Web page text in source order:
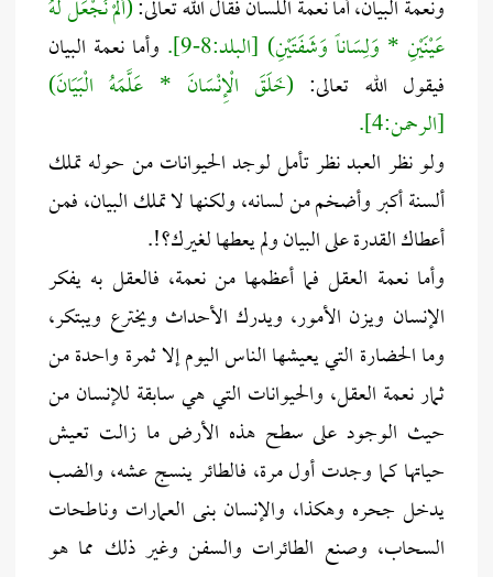
ونعمة البيان، أما نعمة اللسان فقال الله تعالى:(أَلَمْ نَجْعَلْ لَهُ
عَيْنَيْنِ * وَلِسَاناً وَشَفَتَيْنِ) [البلد:8-9].
وأما نعمة البيان
فيقول الله تعالى: (خَلَقَ الْإِنْسَانَ * عَلَّمَهُ الْبَيَانَ)
[الرحمن:4].
ولو نظر العبد نظر تأمل لوجد الحيوانات من حوله تملك
ألسنة أكبر وأضخم من لسانه، ولكنها لا تملك البيان، فمن
أعطاك القدرة على البيان ولم يعطها لغيرك؟!.
وأما نعمة العقل فما أعظمها من نعمة، فالعقل به يفكر
الإنسان ويزن الأمور، ويدرك الأحداث ويخترع ويبتكر،
وما الحضارة التي يعيشها الناس اليوم إلا ثمرة واحدة من
ثمار نعمة العقل، والحيوانات التي هي سابقة للإنسان من
حيث الوجود على سطح هذه الأرض ما زالت تعيش
حياتها كما وجدت أول مرة، فالطائر ينسج عشه، والضب
يدخل جحره وهكذا، والإنسان بنى العمارات وناطحات
السحاب، وصنع الطائرات والسفن وغير ذلك مما هو